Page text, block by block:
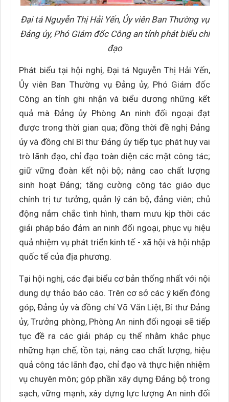
Đại tá Nguyễn Thị Hải Yến, Ủy viên Ban Thường vụ
Đảng ủy, Phó Giám đốc Công an tỉnh phát biểu chỉ
đạo
Phát biểu tại hội nghị, Đại tá Nguyễn Thị Hải Yến,
Ủy viên Ban Thường vụ Đảng ủy, Phó Giám đốc
Công an tỉnh ghi nhận và biểu dương những kết
quả mà Đảng ủy Phòng An ninh đối ngoại đạt
được trong thời gian qua; đồng thời đề nghị Đảng
ủy và đồng chí Bí thư Đảng ủy tiếp tục phát huy vai
trò lãnh đạo, chỉ đạo toàn diện các mặt công tác;
giữ vững đoàn kết nội bộ; nâng cao chất lượng
sinh hoạt Đảng; tăng cường công tác giáo dục
chính trị tư tưởng, quản lý cán bộ, đảng viên; chủ
động nắm chắc tình hình, tham mưu kịp thời các
giải pháp bảo đảm an ninh đối ngoại, phục vụ hiệu
quả nhiệm vụ phát triển kinh tế - xã hội và hội nhập
quốc tế của địa phương.
Tại hội nghị, các đại biểu cơ bản thống nhất với nội
dung dự thảo báo cáo. Trên cơ sở các ý kiến đóng
góp, Đảng ủy và đồng chí Võ Văn Liệt, Bí thư Đảng
ủy, Trưởng phòng, Phòng An ninh đối ngoại sẽ tiếp
tục đề ra các giải pháp cụ thể nhằm khắc phục
những hạn chế, tồn tại, nâng cao chất lượng, hiệu
quả công tác lãnh đạo, chỉ đạo và thực hiện nhiệm
vụ chuyên môn; góp phần xây dựng Đảng bộ trong
sạch, vững mạnh, xây dựng lực lượng An ninh đối